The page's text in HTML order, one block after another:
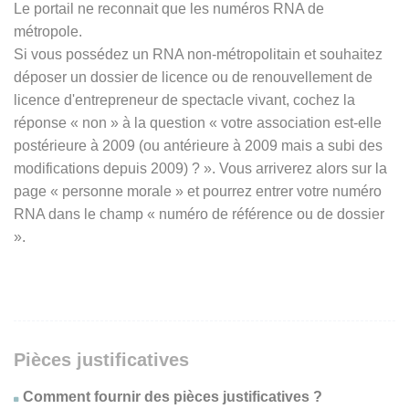
Le portail ne reconnait que les numéros RNA de
métropole.
Si vous possédez un RNA non-métropolitain et souhaitez
déposer un dossier de licence ou de renouvellement de
licence d'entrepreneur de spectacle vivant, cochez la
réponse « non » à la question « votre association est-elle
postérieure à 2009 (ou antérieure à 2009 mais a subi des
modifications depuis 2009) ? ». Vous arriverez alors sur la
page « personne morale » et pourrez entrer votre numéro
RNA dans le champ « numéro de référence ou de dossier
».
Pièces justificatives
Comment fournir des pièces justificatives ?